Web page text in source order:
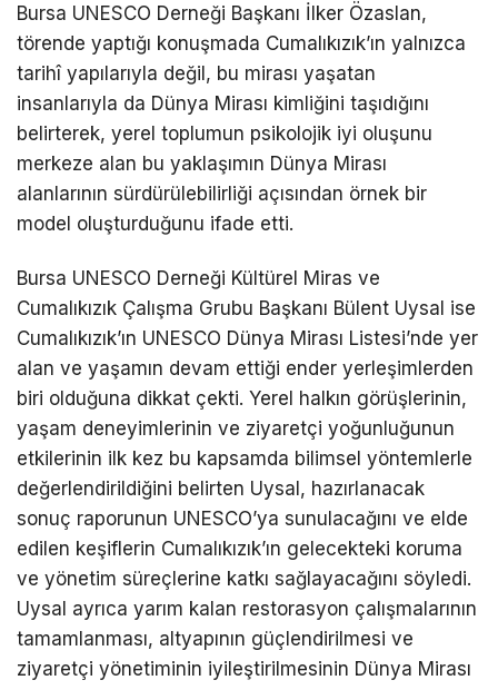
Bursa UNESCO Derneği Başkanı İlker Özaslan,
törende yaptığı konuşmada Cumalıkızık’ın yalnızca
tarihî yapılarıyla değil, bu mirası yaşatan
insanlarıyla da Dünya Mirası kimliğini taşıdığını
belirterek, yerel toplumun psikolojik iyi oluşunu
merkeze alan bu yaklaşımın Dünya Mirası
alanlarının sürdürülebilirliği açısından örnek bir
model oluşturduğunu ifade etti.
Bursa UNESCO Derneği Kültürel Miras ve
Cumalıkızık Çalışma Grubu Başkanı Bülent Uysal ise
Cumalıkızık’ın UNESCO Dünya Mirası Listesi’nde yer
alan ve yaşamın devam ettiği ender yerleşimlerden
biri olduğuna dikkat çekti. Yerel halkın görüşlerinin,
yaşam deneyimlerinin ve ziyaretçi yoğunluğunun
etkilerinin ilk kez bu kapsamda bilimsel yöntemlerle
değerlendirildiğini belirten Uysal, hazırlanacak
sonuç raporunun UNESCO’ya sunulacağını ve elde
edilen keşiflerin Cumalıkızık’ın gelecekteki koruma
ve yönetim süreçlerine katkı sağlayacağını söyledi.
Uysal ayrıca yarım kalan restorasyon çalışmalarının
tamamlanması, altyapının güçlendirilmesi ve
ziyaretçi yönetiminin iyileştirilmesinin Dünya Mirası